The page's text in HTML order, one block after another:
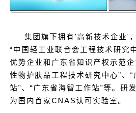
集团旗下拥有'高新技术企业'，
“中国轻工业联合会工程技术研究
优势企业和广东省知识产权示范企
性物护肤品工程技术研究中心”、
站”、“广东省海智工作站”等。研
为国内首家CNAS认可实验室。